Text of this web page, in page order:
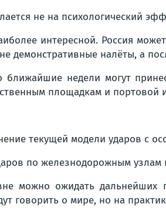
не на психологический
интересной. Россия
демонстративные налёты, а
ближайшие недели могут
площадкам и портовой
текущей модели ударов с
по железнодорожным узлам
можно ожидать дальнейших
говорить о мире, но на